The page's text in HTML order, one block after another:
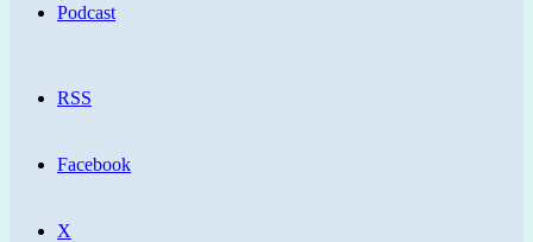
Podcast
RSS
Facebook
X